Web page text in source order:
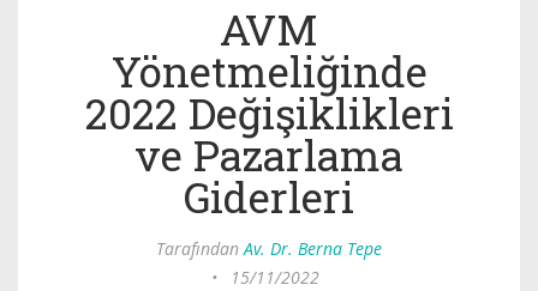
AVM
Yönetmeliğinde
2022 Değişiklikleri
ve Pazarlama
Giderleri
TarafındanAv. Dr. Berna Tepe
•
15/11/2022